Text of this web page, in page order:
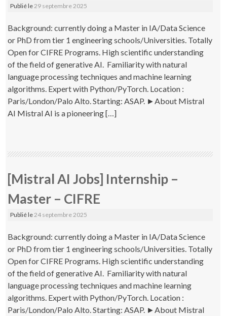
Publié le 29 septembre 2025
Background: currently doing a Master in IA/Data Science
or PhD from tier 1 engineering schools/Universities. Totally
Open for CIFRE Programs. High scientific understanding
of the field of generative AI. Familiarity with natural
language processing techniques and machine learning
algorithms. Expert with Python/PyTorch. Location :
Paris/London/Palo Alto. Starting: ASAP. ►About Mistral
AI Mistral AI is a pioneering […]
[Mistral AI Jobs] Internship –
Master – CIFRE
Publié le 24 septembre 2025
Background: currently doing a Master in IA/Data Science
or PhD from tier 1 engineering schools/Universities. Totally
Open for CIFRE Programs. High scientific understanding
of the field of generative AI. Familiarity with natural
language processing techniques and machine learning
algorithms. Expert with Python/PyTorch. Location :
Paris/London/Palo Alto. Starting: ASAP. ►About Mistral